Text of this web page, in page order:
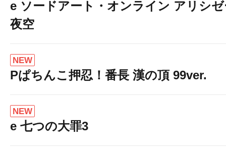
e ソードアート・オンライン アリシ
夜空
NEW
Pぱちんこ押忍！番長 漢の頂 99ver.
NEW
e 七つの大罪3